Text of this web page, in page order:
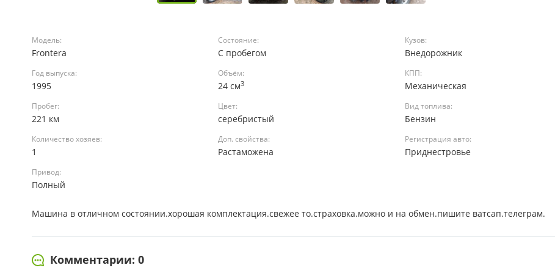
Модель:
Frontera
Состояние:
С пробегом
Кузов:
Внедорожник
Год выпуска:
1995
Объём:
24 см3
КПП:
Механическая
Пробег:
221 км
Цвет:
серебристый
Вид топлива:
Бензин
Количество хозяев:
1
Доп. свойства:
Растаможена
Регистрация авто:
Приднестровье
Привод:
Полный
Машина в отличном состоянии.хорошая комплектация.свежее то.страховка.можно и на обмен.пишите ватсап.телеграм.
Комментарии: 0